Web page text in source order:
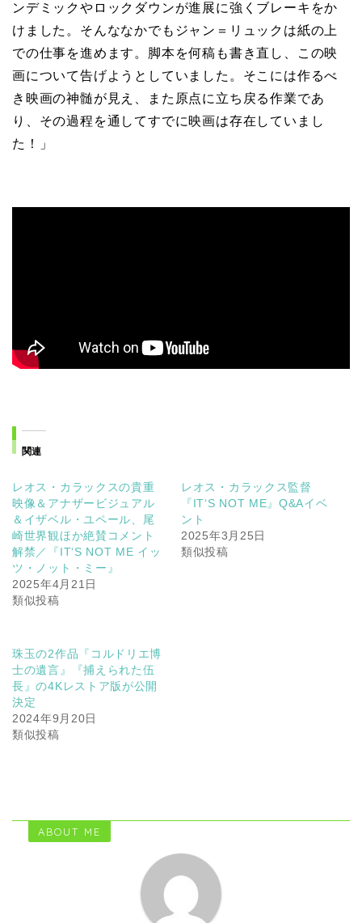
ンデミックやロックダウンが進展に強くブレーキをか
けました。そんななかでもジャン＝リュックは紙の上
での仕事を進めます。脚本を何稿も書き直し、この映
画について告げようとしていました。そこには作るべ
き映画の神髄が見え、また原点に立ち戻る作業であ
り、その過程を通してすでに映画は存在していまし
た！」
関連
レオス・カラックスの貴重
映像＆アナザービジュアル
＆イザベル・ユペール、尾
崎世界観ほか絶賛コメント
解禁／『ITʻS NOT ME イッ
ツ・ノット・ミー』
2025年4月21日
類似投稿
レオス・カラックス監督
『ITʻS NOT ME』Q&Aイベ
ント
2025年3月25日
類似投稿
珠玉の2作品『コルドリエ博
士の遺言』『捕えられた伍
長』の4Kレストア版が公開
決定
2024年9月20日
類似投稿
ABOUT ME